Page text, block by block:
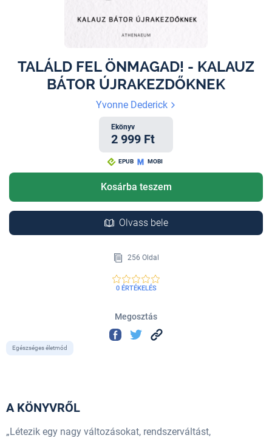
TALÁLD FEL ÖNMAGAD! - KALAUZ
BÁTOR ÚJRAKEZDŐKNEK
Yvonne Dederick
Ekönyv
2 999 Ft
EPUB MOBI
Kosárba teszem
Olvass bele
256 Oldal
0 ÉRTÉKELÉS
Megosztás
Egészséges életmód
A KÖNYVRŐL
„Létezik egy nagy változásokat, rendszerváltást,